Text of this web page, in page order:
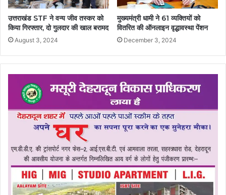
उत्तराखंड STF ने वन्य जीव तस्कर को
किया गिरफ्तार, दो गुलदार की खाल बरामद
August 3, 2024
मुख्यमंत्री धामी ने 61 व्यक्तियों को
वितरित की ऑनलाइन वृद्धावस्था पेंशन
December 3, 2024